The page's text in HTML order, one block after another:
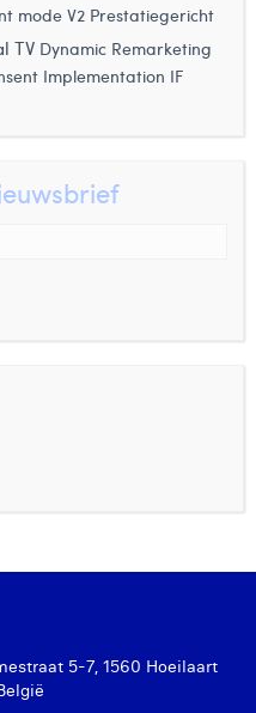
mode V2 Prestatiegericht
TV Dynamic Remarketing
Implementation IF
5-7, 1560 Hoeilaart